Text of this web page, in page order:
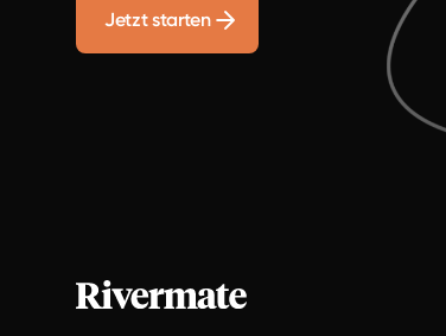
Jetzt starten